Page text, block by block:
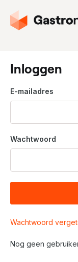
G
a
a
r
d
e
o
m
e
a
g
n
a
Inloggen
E-mailadres
Wachtwoord
Wachtwoord
Nog geen